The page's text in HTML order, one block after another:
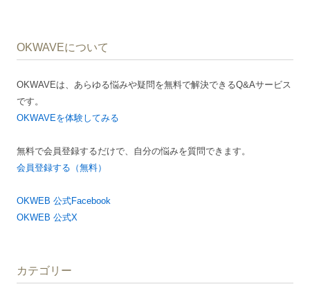
ー
ョ
ン
OKWAVEについて
OKWAVEは、あらゆる悩みや疑問を無料で解決できるQ&Aサービス
です。
OKWAVEを体験してみる
無料で会員登録するだけで、自分の悩みを質問できます。
会員登録する（無料）
OKWEB 公式Facebook
OKWEB 公式X
カテゴリー